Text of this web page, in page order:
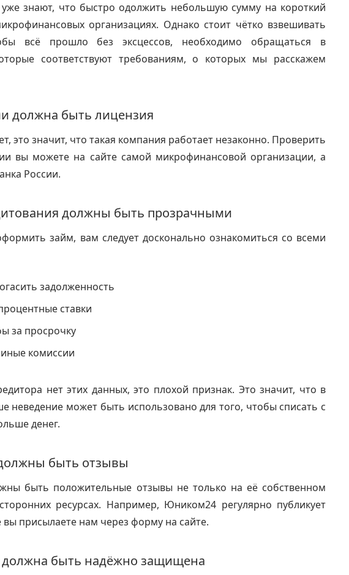
знают, что быстро одолжить небольшую сумму на короткий
организациях. Однако стоит чётко взвешивать
всё прошло без эксцессов, необходимо обращаться в
соответствуют требованиям, о которых мы расскажем
должна быть лицензия
это значит, что такая компания работает незаконно. Проверить
вы можете на сайте самой микрофинансовой организации, а
России.
должны быть прозрачными
займ, вам следует досконально ознакомиться со всеми
задолженность
ставки
за просрочку
комиссии
нет этих данных, это плохой признак. Это значит, что в
неведение может быть использовано для того, чтобы списать с
денег.
быть отзывы
быть положительные отзывы не только на её собственном
ресурсах. Например, Юником24 регулярно публикует
присылаете нам через форму на сайте.
быть надёжно защищена